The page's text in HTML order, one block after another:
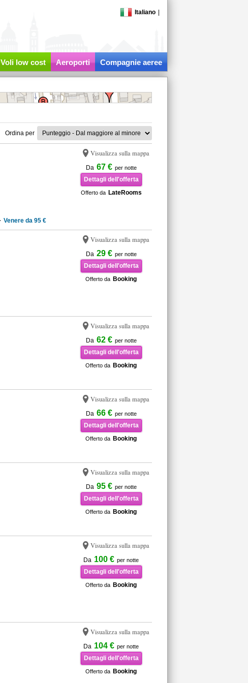
Italiano
Voli low cost Aeroporti Compagnie aeree
Ordina per
Visualizza sulla mappa
Da 67 € per notte
Dettagli dell'offerta
Offerto da LateRooms
Venere da 95 €
Visualizza sulla mappa
Da 29 € per notte
Dettagli dell'offerta
Offerto da Booking
Visualizza sulla mappa
Da 62 € per notte
Dettagli dell'offerta
Offerto da Booking
Visualizza sulla mappa
Da 66 € per notte
Dettagli dell'offerta
Offerto da Booking
Visualizza sulla mappa
Da 95 € per notte
Dettagli dell'offerta
Offerto da Booking
Visualizza sulla mappa
Da 100 € per notte
Dettagli dell'offerta
Offerto da Booking
Visualizza sulla mappa
Da 104 € per notte
Dettagli dell'offerta
Offerto da Booking